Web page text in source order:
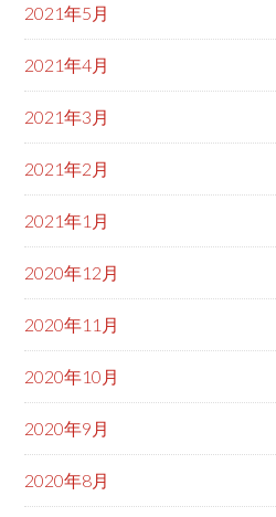
2021年5月
2021年4月
2021年3月
2021年2月
2021年1月
2020年12月
2020年11月
2020年10月
2020年9月
2020年8月